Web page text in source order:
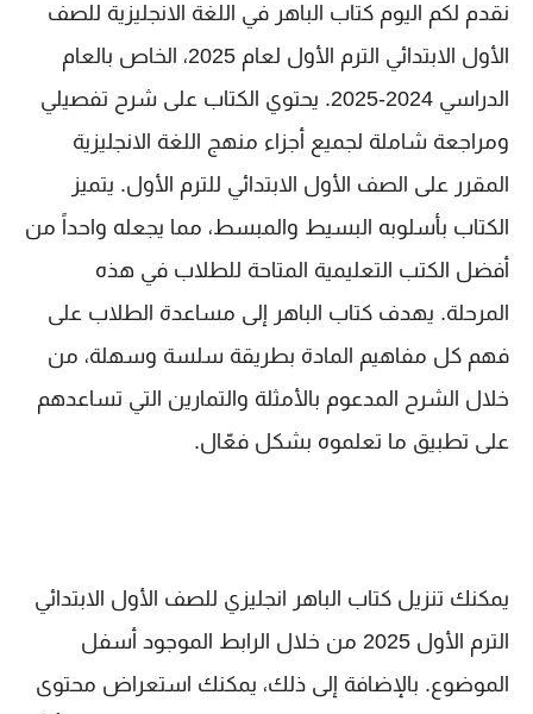
نقدم لكم اليوم كتاب الباهر في اللغة الانجليزية للصف
الأول الابتدائي الترم الأول لعام 2025، الخاص بالعام
الدراسي 2024-2025. يحتوي الكتاب على شرح تفصيلي
ومراجعة شاملة لجميع أجزاء منهج اللغة الانجليزية
المقرر على الصف الأول الابتدائي للترم الأول. يتميز
الكتاب بأسلوبه البسيط والمبسط، مما يجعله واحداً من
أفضل الكتب التعليمية المتاحة للطلاب في هذه
المرحلة. يهدف كتاب الباهر إلى مساعدة الطلاب على
فهم كل مفاهيم المادة بطريقة سلسة وسهلة، من
خلال الشرح المدعوم بالأمثلة والتمارين التي تساعدهم
على تطبيق ما تعلموه بشكل فعّال.
يمكنك تنزيل كتاب الباهر انجليزي للصف الأول الابتدائي
الترم الأول 2025 من خلال الرابط الموجود أسفل
الموضوع. بالإضافة إلى ذلك، يمكنك استعراض محتوى